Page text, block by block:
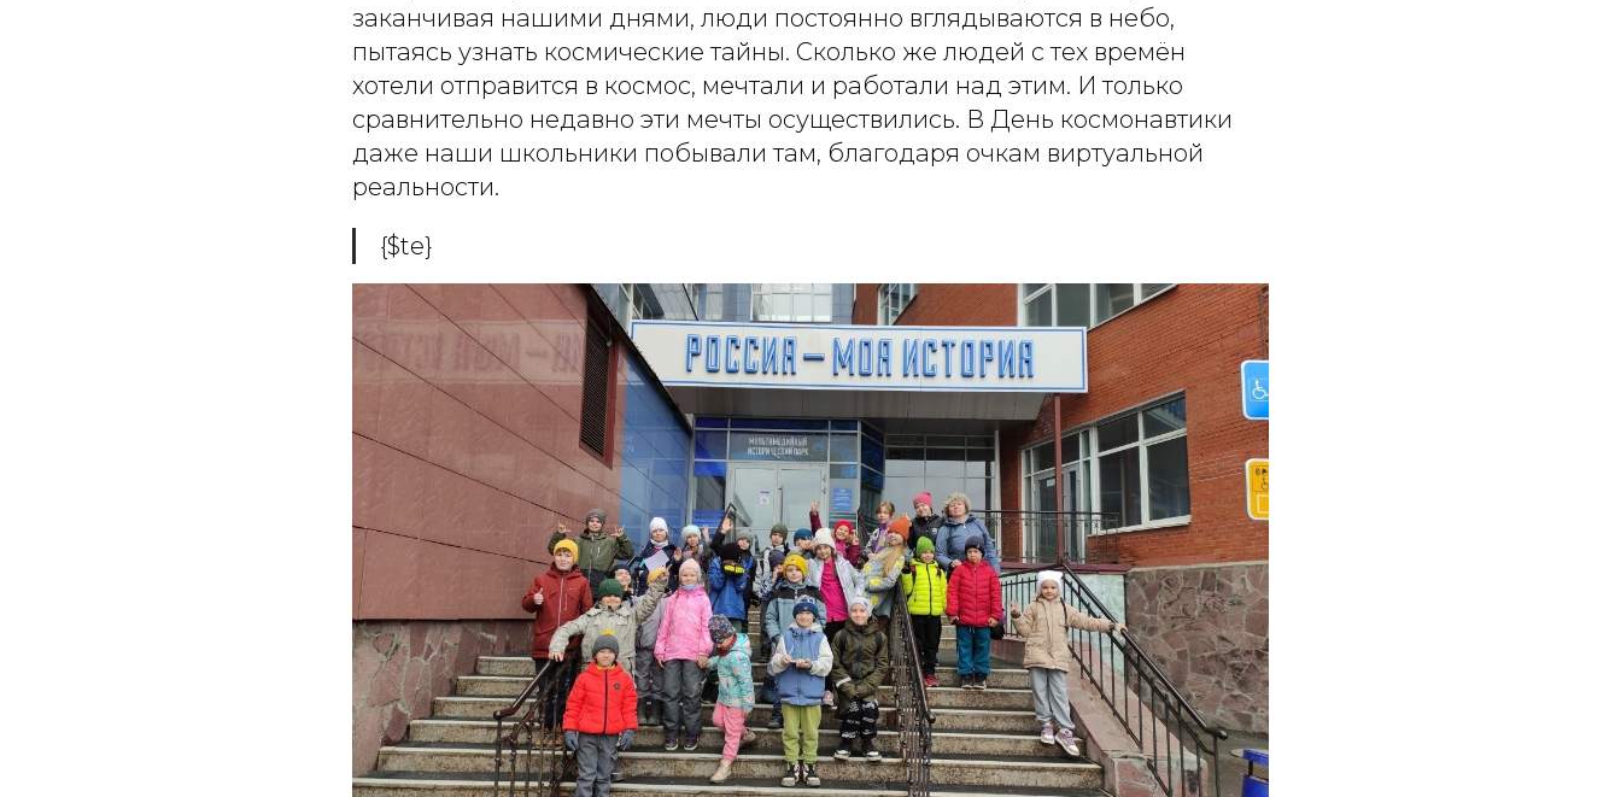
заканчивая нашими днями, люди постоянно вглядываются в небо,
пытаясь узнать космические тайны. Сколько же людей с тех времён
хотели отправится в космос, мечтали и работали над этим. И только
сравнительно недавно эти мечты осуществились. В День космонавтики
даже наши школьники побывали там, благодаря очкам виртуальной
реальности.
{$te}